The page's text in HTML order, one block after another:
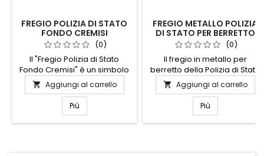
FREGIO POLIZIA DI STATO
FONDO CREMISI
(0)
Il "Fregio Polizia di Stato
Fondo Cremisi" è un simbolo
distintivo di prestigio e
autorità. Realizzato con
materiali di alta qualità,
questo fregio presenta un
fondo cremisio che esalta i
 Aggiungi al carrello
Più
FREGIO METALLO POLIZIA
DI STATO PER BERRETTO
(0)
Il fregio in metallo per
berretto della Polizia di Stato
è un simbolo di prestigio e
autorità. Realizzato con
materiali di alta qualità,
questo distintivo riflette
l'impegno e la dedizione di
 Aggiungi al carrello
Più